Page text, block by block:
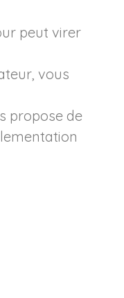
peut virer
vous
propose de